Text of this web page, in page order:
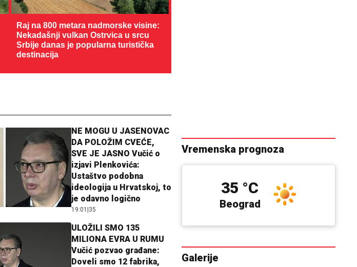
Raj na 800 metara nadmorske visine:
Nekadašnji vulkan Ostrvica u srcu
Srbije danas je popularna turistička
destinacija
NE MOGU U JASENOVAC
DA POLOŽIM CVEĆE,
SVE JE JASNO Vučić o
izjavi Plenkovića:
Ustaštvo podobna
ideologija u Hrvatskoj, to
je odavno logično
19:01 35
ULOŽILI SMO 135
MILIONA EVRA U RUMU
Vučić pozvao građane:
Doveli smo 12 fabrika,
Vremenska prognoza
Loznica
35 °C
Beograd
35 °C
Galerije